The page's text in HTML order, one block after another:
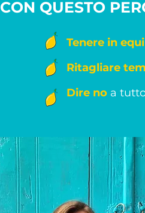
CON QUESTO
Tenere in
Ritagliare
Dire no a